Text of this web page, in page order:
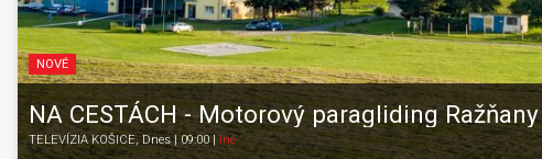
NOVÉ
NA CESTÁCH - Motorový paragliding Ražňany
TELEVÍZIA KOŠICE, Dnes | 09:00|Iné